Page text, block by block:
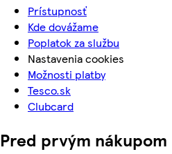
Prístupnosť
Kde dovážame
Poplatok za službu
Nastavenia cookies
Možnosti platby
Tesco.sk
Clubcard
Pred prvým nákupom